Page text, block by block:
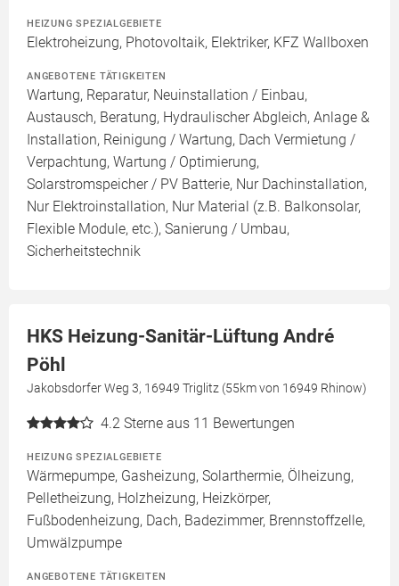
HEIZUNG SPEZIALGEBIETE
Elektroheizung, Photovoltaik, Elektriker, KFZ Wallboxen
ANGEBOTENE TÄTIGKEITEN
Wartung, Reparatur, Neuinstallation / Einbau,
Austausch, Beratung, Hydraulischer Abgleich, Anlage &
Installation, Reinigung / Wartung, Dach Vermietung /
Verpachtung, Wartung / Optimierung,
Solarstromspeicher / PV Batterie, Nur Dachinstallation,
Nur Elektroinstallation, Nur Material (z.B. Balkonsolar,
Flexible Module, etc.), Sanierung / Umbau,
Sicherheitstechnik
HKS Heizung-Sanitär-Lüftung André
Pöhl
Jakobsdorfer Weg 3, 16949 Triglitz (55km von 16949 Rhinow)
4.2 Sterne aus 11 Bewertungen
HEIZUNG SPEZIALGEBIETE
Wärmepumpe, Gasheizung, Solarthermie, Ölheizung,
Pelletheizung, Holzheizung, Heizkörper,
Fußbodenheizung, Dach, Badezimmer, Brennstoffzelle,
Umwälzpumpe
ANGEBOTENE TÄTIGKEITEN